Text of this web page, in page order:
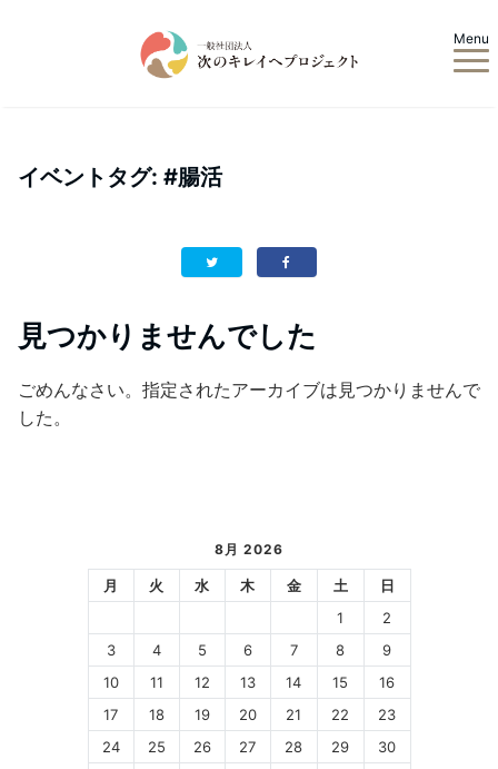
Menu
イベントタグ: #腸活
見つかりませんでした
ごめんなさい。指定されたアーカイブは見つかりませんで
した。
8月 2026
月 火 水 木 金 土
日
1
2
3
4 5 6 7 8
9
10
11 12 13 14 15
16
17
18 19 20 21 22
23
24
25 26 27 28 29
30